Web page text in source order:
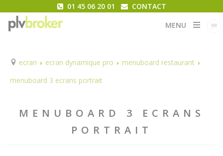
MENU
ecran ecran dynamique pro
menuboard restaurant
menuboard 3 ecrans portrait
01 45 06 20 01 CONTACT
MENUBOARD 3 ECRANS
PORTRAIT